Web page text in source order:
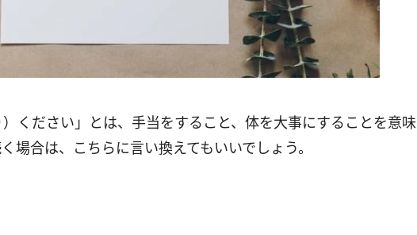
）ください」とは、手当をすること、体を大事にすることを意味
場合は、こちらに言い換えてもいいでしょう。